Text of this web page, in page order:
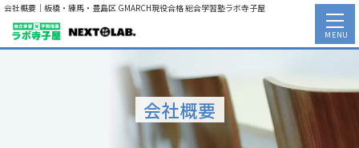
会社概要｜板橋・練馬・豊島区 GMARCH現役合格 総合学習塾ラボ寺子屋
MENU
会社概要